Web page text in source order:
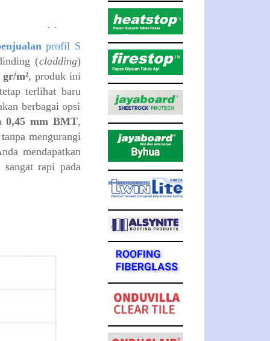
profil S
(cladding)
m², produk ini
terlihat baru
berbagai opsi
0,45 mm BMT,
mengurangi
mendapatkan
rapi pada